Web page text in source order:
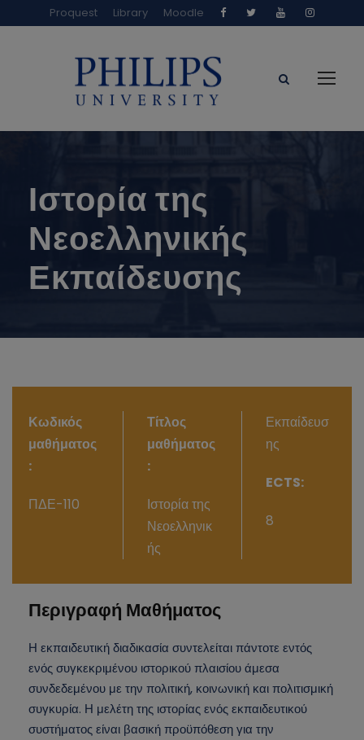
Proquest Library Moodle
Ιστορία της
Νεοελληνικής
Εκπαίδευσης
Κωδικός
μαθήματος
:
ΠΔΕ-110
Τίτλος
μαθήματος
:
Ιστορία της
Νεοελληνικ
ής
Εκπαίδευσ
ης
ECTS:
8
Περιγραφή Μαθήματος
Η εκπαιδευτική διαδικασία συντελείται πάντοτε εντός
ενός συγκεκριμένου ιστορικού πλαισίου άμεσα
συνδεδεμένου με την πολιτική, κοινωνική και πολιτισμική
συγκυρία. Η μελέτη της ιστορίας ενός εκπαιδευτικού
συστήματος είναι βασική προϋπόθεση για την